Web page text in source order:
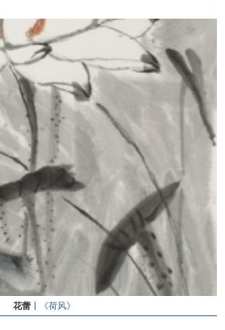
花蕾丨 《荷风》